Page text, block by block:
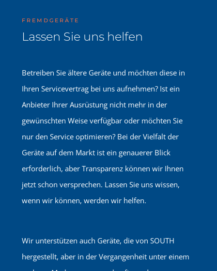
FREMDGERÄTE
Lassen Sie uns helfen
Betreiben Sie ältere Geräte und möchten diese in
Ihren Servicevertrag bei uns aufnehmen? Ist ein
Anbieter Ihrer Ausrüstung nicht mehr in der
gewünschten Weise verfügbar oder möchten Sie
nur den Service optimieren? Bei der Vielfalt der
Geräte auf dem Markt ist ein genauerer Blick
erforderlich, aber Transparenz können wir Ihnen
jetzt schon versprechen. Lassen Sie uns wissen,
wenn wir können, werden wir helfen.
Wir unterstützen auch Geräte, die von SOUTH
hergestellt, aber in der Vergangenheit unter einem